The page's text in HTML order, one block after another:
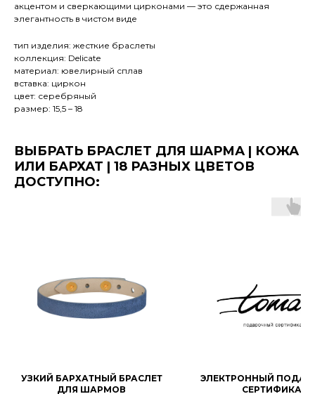
акцентом и сверкающими цирконами — это сдержанная
элегантность в чистом виде
тип изделия: жесткие браслеты
коллекция: Delicate
материал: ювелирный сплав
вставка: циркон
цвет: серебряный
размер: 15,5 – 18
ВЫБРАТЬ БРАСЛЕТ ДЛЯ ШАРМА | КОЖА
ИЛИ БАРХАТ | 18 РАЗНЫХ ЦВЕТОВ
ДОСТУПНО:
УЗКИЙ БАРХАТНЫЙ БРАСЛЕТ
ДЛЯ ШАРМОВ
ЭЛЕКТРОННЫЙ
СЕРТИФИКАТ